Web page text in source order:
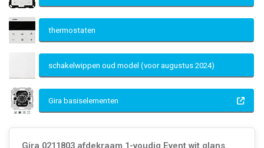
thermostaten
schakelwippen oud model (voor augustus 2024)
Gira basiselementen